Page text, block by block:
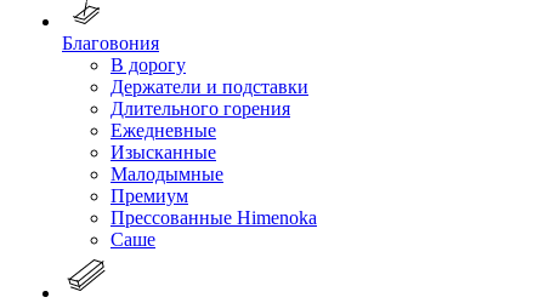
Благовония
В дорогу
Держатели и подставки
Длительного горения
Ежедневные
Изысканные
Малодымные
Премиум
Прессованные Himenoka
Саше